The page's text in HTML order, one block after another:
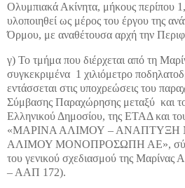
Ολυμπιακά Ακίνητα, μήκους περίπου
υλοποιηθεί ως μέρος του έργου της
Όρμου, με αναθέτουσα αρχή την
γ) Το τμήμα που διέρχεται από τη
συγκεκριμένα 1 χιλιόμετρο
εντάσσεται στις υποχρεώσεις του
Σύμβασης Παραχώρησης μεταξύ και
Ελληνικού Δημοσίου, της ΕΤΑΔ και
«ΜΑΡΙΝΑ ΑΛΙΜΟΥ – ΑΝΑΠΤΥΞΗ
ΑΛΙΜΟΥ ΜΟΝΟΠΡΟΣΩΠΗ ΑΕ»,
του γενικού σχεδιασμού της Μαρίνας
– ΑΑΠ 172).